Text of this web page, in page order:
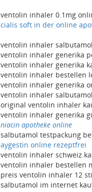
ventolin inhaler 0.1mg
cialis soft in der online
ventolin inhaler
ventolin inhaler generika
ventolin inhaler generika
ventolin inhaler bestellen
ventolin inhaler generika
ventolin inhaler
original ventolin inhaler
ventolin inhaler generika
niacin apotheke online
salbutamol testpackung
aygestin online rezeptfrei
ventolin inhaler schweiz
ventolin inhaler bestellen
preis ventolin inhaler 12
salbutamol im internet